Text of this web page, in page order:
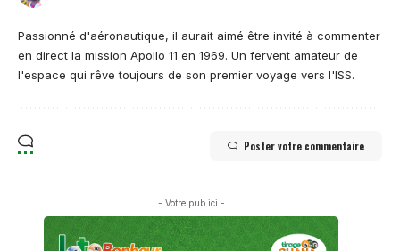
Passionné d'aéronautique, il aurait aimé être invité à commenter
en direct la mission Apollo 11 en 1969. Un fervent amateur de
l'espace qui rêve toujours de son premier voyage vers l'ISS.
Poster votre commentaire
- Votre pub ici -